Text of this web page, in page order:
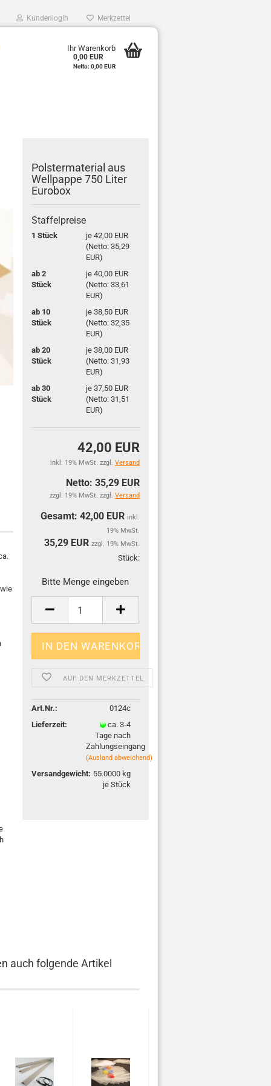
Kundenlogin Merkzettel
Ihr Warenkorb
0,00 EUR
Netto: 0,00 EUR
Pols­ter­ma­te­ri­al aus
Well­pap­pe 750 Liter
Eu­ro­box
Staffelpreise
1 Stück
je 42,00 EUR
(Netto: 35,29
EUR)
ab 2
Stück
je 40,00 EUR
(Netto: 33,61
EUR)
ab 10
Stück
je 38,50 EUR
(Netto: 32,35
EUR)
ab 20
Stück
je 38,00 EUR
(Netto: 31,93
EUR)
ab 30
Stück
je 37,50 EUR
(Netto: 31,51
EUR)
42,00 EUR
inkl. 19% MwSt. zzgl. Versand
Netto: 35,29 EUR
zzgl. 19% MwSt. zzgl. Versand
Gesamt: 42,00 EUR inkl.
19% MwSt.
35,29EUR zzgl. 19% MwSt.
Stück:
Bitte Menge eingeben
AUF DEN MERKZETTEL
Art.Nr.:
0124c
Lieferzeit:
ca. 3-4
Tage nach
Zahlungseingang
(Ausland abweichend)
Versandgewicht: 55.0000kg
je Stück
auch folgende Artikel